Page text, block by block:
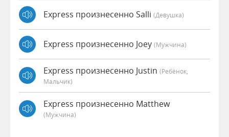
Express произнесенно Salli (девушка)
Express произнесенно Joey (мужчина)
Express произнесенно Justin (Ребёнок,
Мальчик)
Express произнесенно Matthew
(мужчина)